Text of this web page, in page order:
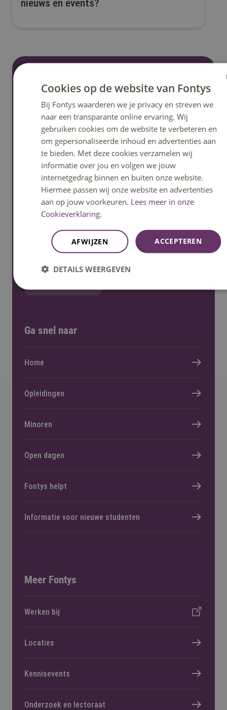
nieuws en events?
Heb je een vraag?
Het klantcontactcentrum helpt je graag verder.
Bereikbaar op ma t/m vrij 08:30u – 17:00u uur.
Telefonisch bereikbaar tot 12:30u.
Bel: 08850 80000
WhatsApp
Stuur een mail
Ga snel naar
Home
Opleidingen
Minoren
Open dagen
Fontys helpt
Informatie voor nieuwe studenten
Meer Fontys
Werken bij
Locaties
Kennisevents
Onderzoek en lectoraat
DUTCH
Cookies op de website van Fontys
Bij Fontys waarderen we je privacy en streven we
naar een transparante online ervaring. Wij
gebruiken cookies om de website te verbeteren en
om gepersonaliseerde inhoud en advertenties aan
te bieden. Met deze cookies verzamelen wij
informatie over jou en volgen we jouw
internetgedrag binnen en buiten onze website.
Hiermee passen wij onze website en advertenties
aan op jouw voorkeuren. Lees meer in onze
Cookieverklaring.
ACCEPTEREN
AFWIJZEN
DETAILS WEERGEVEN